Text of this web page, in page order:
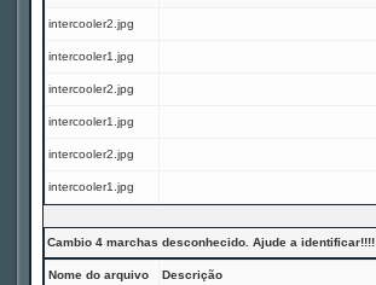
intercooler2.jpg
intercooler1.jpg
intercooler2.jpg
intercooler1.jpg
intercooler2.jpg
intercooler1.jpg
Cambio 4 marchas desconhecido. Ajude a identificar!!!!
Nome do arquivo Descrição